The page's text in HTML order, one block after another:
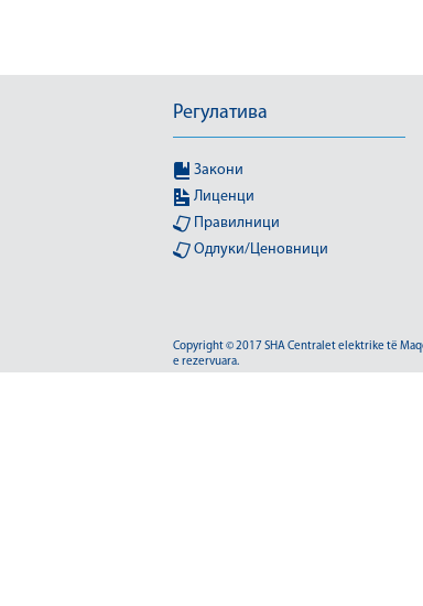
Регулатива
Закони
Лиценци
Правилници
Одлуки/Ценовници
Copyright © 2017 SHA Centralet elektrike të
e rezervuara.